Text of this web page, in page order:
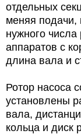
отдельных
меняя подачи,
нужного
аппаратов с
длина вала и
Ротор насоса
установлены
вала,
кольца и диск